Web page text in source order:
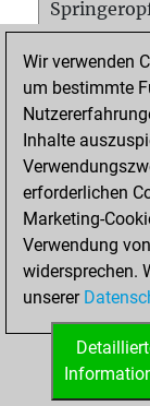
Matt auf
Bauer
Erstickte
Türme auf
STARTSEITE
Wir verwenden
um bestimmte
Inhalte
erforderlichen
Marketing-
Verwendung
widersprechen.
unserer